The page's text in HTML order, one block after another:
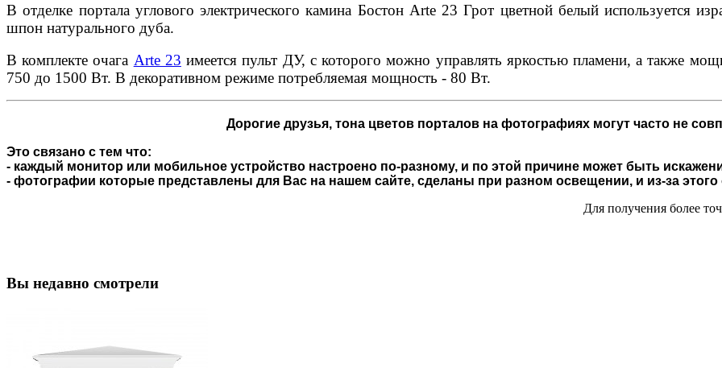
В отделке портала углового электрического камина Бостон Arte 23 Грот цветной белый используется
шпон натурального дуба.
В комплекте очага Arte 23 имеется пульт ДУ, с которого можно управлять яркостью пламени, а также
750 до 1500 Вт. В декоративном режиме потребляемая мощность - 80 Вт.
Дорогие друзья, тона цветов порталов на фотографиях могут часто не
Это связано с тем что:
- каждый монитор или мобильное устройство настроено по-разному, и по этой причине может быть
- фотографии которые представлены для Вас на нашем сайте, сделаны при разном освещении, и из-за
Для получения более
Вы недавно смотрели